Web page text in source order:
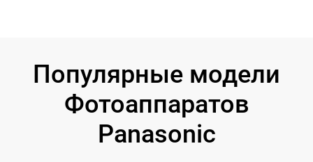
Популярные модели
Фотоаппаратов
Panasonic